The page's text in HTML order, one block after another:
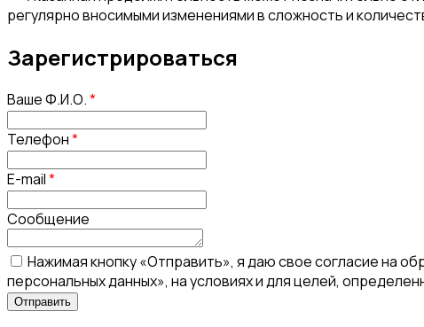
регулярно вносимыми изменениями в сложность и
Зарегистрироваться
Ваше Ф.И.О.*
Телефон*
E-mail*
Сообщение
Нажимая кнопку «Отправить», я даю свое согласие на
персональных данных», на условиях и для целей,